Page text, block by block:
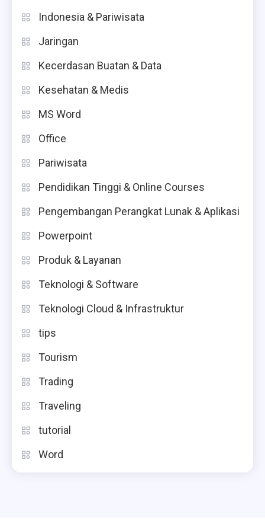
Indonesia & Pariwisata
Jaringan
Kecerdasan Buatan & Data
Kesehatan & Medis
MS Word
Office
Pariwisata
Pendidikan Tinggi & Online Courses
Pengembangan Perangkat Lunak & Aplikasi
Powerpoint
Produk & Layanan
Teknologi & Software
Teknologi Cloud & Infrastruktur
tips
Tourism
Trading
Traveling
tutorial
Word